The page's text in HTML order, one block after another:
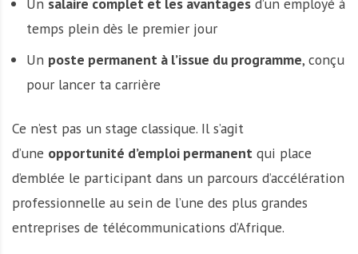
temps plein dès le premier jour
Un poste permanent à l’issue du programme, conçu
pour lancer ta carrière
Ce n’est pas un stage classique. Il s’agit
d’une opportunité d’emploi permanent qui place
d’emblée le participant dans un parcours d’accélération
professionnelle au sein de l’une des plus grandes
entreprises de télécommunications d’Afrique.